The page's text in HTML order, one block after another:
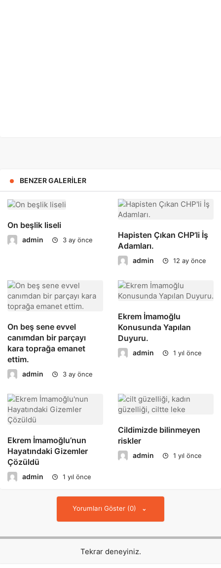
BENZER GALERILER
On beşlik liseli
admin 3 ay önce
Hapisten Çıkan CHP’li İş
Adamları.
admin 12 ay önce
On beş sene evvel
canımdan bir parçayı
kara toprağa emanet
ettim.
admin 3 ay önce
Ekrem İmamoğlu
Konusunda Yapılan
Duyuru.
admin 1 yıl önce
Ekrem İmamoğlu’nun
Hayatındaki Gizemler
Çözüldü
admin 1 yıl önce
Cildimizde bilinmeyen
riskler
admin 1 yıl önce
Yorumları Göster (0)
Tekrar deneyiniz.